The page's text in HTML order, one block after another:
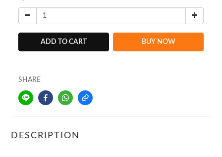
ADD TO CART BUY NOW
SHARE
DESCRIPTION